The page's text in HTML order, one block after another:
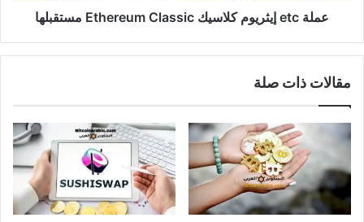
عملة etc إيثريوم كلاسيك Ethereum Classic مستقبلها
مقالات ذات صلة